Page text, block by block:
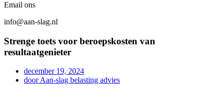
Email ons
info@aan-slag.nl
Strenge toets voor beroepskosten van
resultaatgenieter
december 19, 2024
doorAan-slag belasting advies